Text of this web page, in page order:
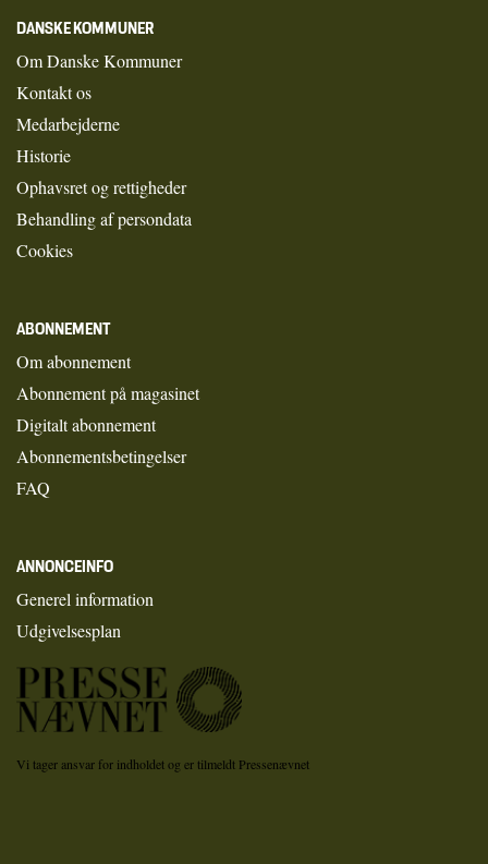
DANSKE KOMMUNER
Om Danske Kommuner
Kontakt os
Medarbejderne
Historie
Ophavsret og rettigheder
Behandling af persondata
Cookies
ABONNEMENT
Om abonnement
Abonnement på magasinet
Digitalt abonnement
Abonnementsbetingelser
FAQ
ANNONCEINFO
Generel information
Udgivelsesplan
Vi tager ansvar for indholdet og er tilmeldt Pressenævnet